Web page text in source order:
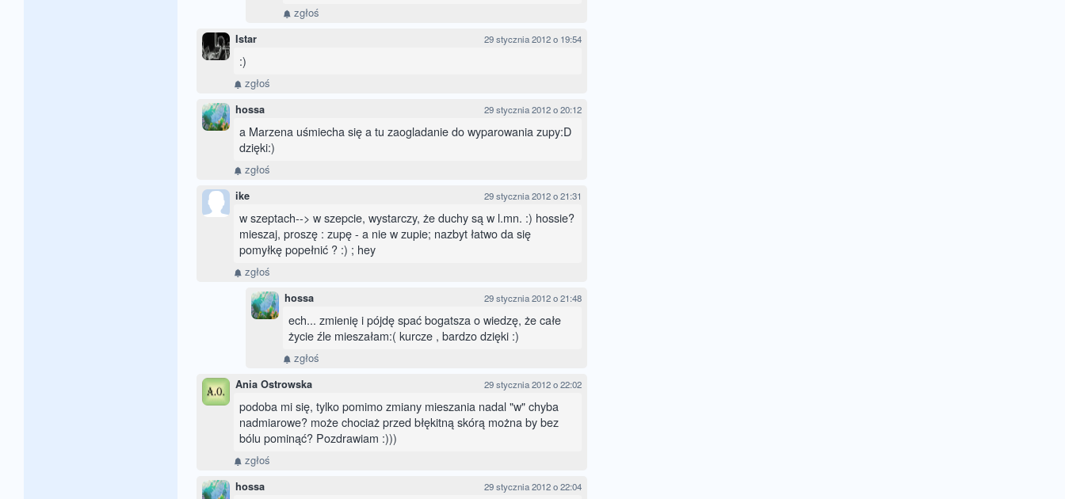
zgłoś
Istar 29 stycznia 2012 o 19:54
:)
zgłoś
hossa 29 stycznia 2012 o 20:12
a Marzena uśmiecha się a tu zaogladanie do wyparowania zupy:D
dzięki:)
zgłoś
ike 29 stycznia 2012 o 21:31
w szeptach--> w szepcie, wystarczy, że duchy są w l.mn. :) hossie?
mieszaj, proszę : zupę - a nie w zupie; nazbyt łatwo da się
pomyłkę popełnić ? :) ; hey
zgłoś
hossa 29 stycznia 2012 o 21:48
ech... zmienię i pójdę spać bogatsza o wiedzę, że całe
życie źle mieszałam:( kurcze , bardzo dzięki :)
zgłoś
Ania Ostrowska 29 stycznia 2012 o 22:02
podoba mi się, tylko pomimo zmiany mieszania nadal "w" chyba
nadmiarowe? może chociaż przed błękitną skórą można by bez
bólu pominąć? Pozdrawiam :)))
zgłoś
hossa 29 stycznia 2012 o 22:04